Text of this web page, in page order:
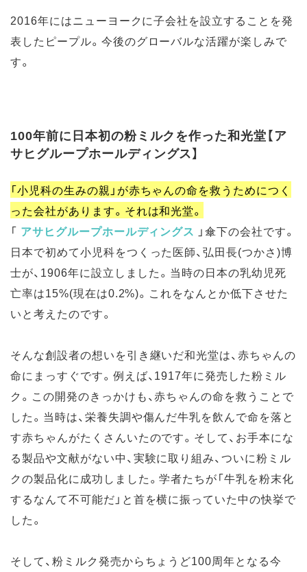
2016年にはニューヨークに子会社を設立することを発
表したピープル。今後のグローバルな活躍が楽しみで
す。
100年前に日本初の粉ミルクを作った和光堂【ア
サヒグループホールディングス】
「小児科の生みの親」が赤ちゃんの命を救うためにつく
った会社があります。それは和光堂。
「 アサヒグループホールディングス 」傘下の会社です。
日本で初めて小児科をつくった医師、弘田長(つかさ)博
士が、1906年に設立しました。当時の日本の乳幼児死
亡率は15%(現在は0.2%)。これをなんとか低下させた
いと考えたのです。
そんな創設者の想いを引き継いだ和光堂は、赤ちゃんの
命にまっすぐです。例えば、1917年に発売した粉ミル
ク。この開発のきっかけも、赤ちゃんの命を救うことで
した。当時は、栄養失調や傷んだ牛乳を飲んで命を落と
す赤ちゃんがたくさんいたのです。そして、お手本にな
る製品や文献がない中、実験に取り組み、ついに粉ミル
クの製品化に成功しました。学者たちが「牛乳を粉末化
するなんて不可能だ」と首を横に振っていた中の快挙で
した。
そして、粉ミルク発売からちょうど100周年となる今